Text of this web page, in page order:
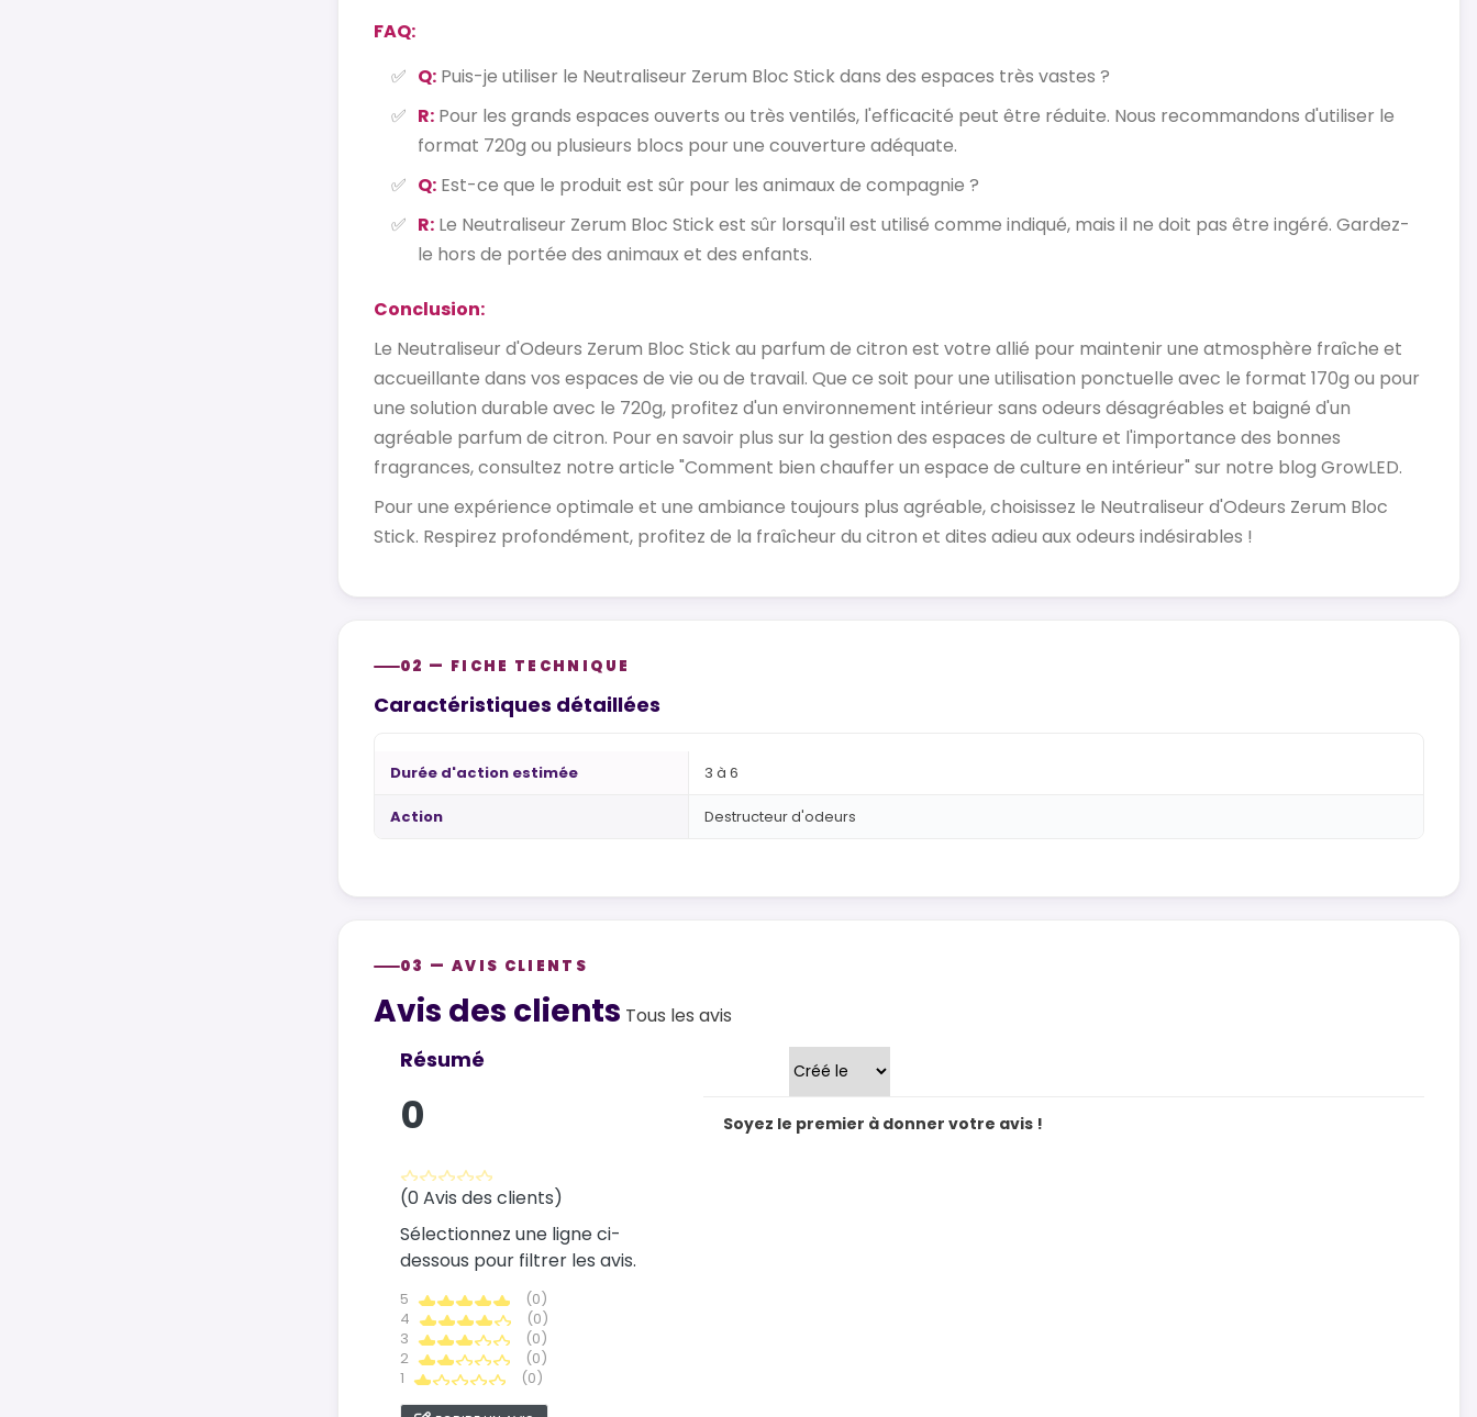
FAQ:
Q: Puis-je utiliser le Neutraliseur Zerum Bloc Stick dans des espaces très vastes ?
R: Pour les grands espaces ouverts ou très ventilés, l'efficacité peut être réduite. Nous recommandons d'utiliser le
format 720g ou plusieurs blocs pour une couverture adéquate.
Q: Est-ce que le produit est sûr pour les animaux de compagnie ?
R: Le Neutraliseur Zerum Bloc Stick est sûr lorsqu'il est utilisé comme indiqué, mais il ne doit pas être ingéré. Gardez-
le hors de portée des animaux et des enfants.
Conclusion:
Le Neutraliseur d'Odeurs Zerum Bloc Stick au parfum de citron est votre allié pour maintenir une atmosphère fraîche et
accueillante dans vos espaces de vie ou de travail. Que ce soit pour une utilisation ponctuelle avec le format 170g ou pour
une solution durable avec le 720g, profitez d'un environnement intérieur sans odeurs désagréables et baigné d'un
agréable parfum de citron. Pour en savoir plus sur la gestion des espaces de culture et l'importance des bonnes
fragrances, consultez notre article "Comment bien chauffer un espace de culture en intérieur" sur notre blog GrowLED​​.
Pour une expérience optimale et une ambiance toujours plus agréable, choisissez le Neutraliseur d'Odeurs Zerum Bloc
Stick. Respirez profondément, profitez de la fraîcheur du citron et dites adieu aux odeurs indésirables !
02 — FICHE TECHNIQUE
Caractéristiques détaillées
Durée d'action estimée 3 à 6
Action Destructeur d'odeurs
03 — AVIS CLIENTS
Customer reviews
Avis des clients Tous les avis
Résumé
0
(0 Avis des clients)
Sélectionnez une ligne ci-
dessous pour filtrer les avis.
5
(0)
4
(0)
3
(0)
2
(0)
1
(0)
Soyez le premier à donner votre avis !